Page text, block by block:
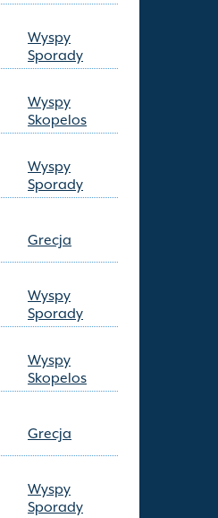
Wyspy
Sporady
Wyspy
Skopelos
Wyspy
Sporady
Grecja
Wyspy
Sporady
Wyspy
Skopelos
Grecja
Wyspy
Sporady